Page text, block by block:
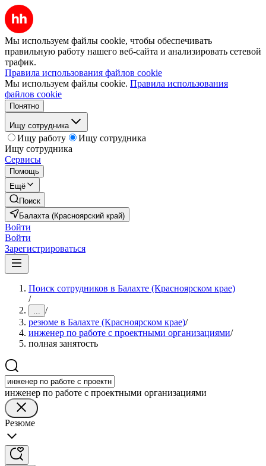
Мы используем файлы cookie, чтобы обеспечивать
правильную работу нашего веб-сайта и анализировать сетевой
трафик.
Правила использования файлов cookie
Мы используем файлы cookie. Правила использования
файлов cookie
Понятно
Ищу сотрудника
Ищу работу
Ищу сотрудника
Ищу сотрудника
Сервисы
Помощь
Ещё
Поиск
Балахта (Красноярский край)
Войти
Войти
Зарегистрироваться
Поиск сотрудников в Балахте (Красноярском крае)
/
... /
резюме в Балахте (Красноярском крае)/
инженер по работе с проектными организациями/
полная занятость
инженер по работе с проектными организациями
Резюме